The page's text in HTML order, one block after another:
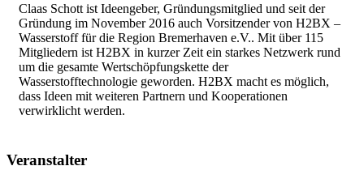
Claas Schott ist Ideengeber, Gründungsmitglied und seit der
Gründung im November 2016 auch Vorsitzender von H2BX –
Wasserstoff für die Region Bremerhaven e.V.. Mit über 115
Mitgliedern ist H2BX in kurzer Zeit ein starkes Netzwerk rund
um die gesamte Wertschöpfungskette der
Wasserstofftechnologie geworden. H2BX macht es möglich,
dass Ideen mit weiteren Partnern und Kooperationen
verwirklicht werden.
Veranstalter